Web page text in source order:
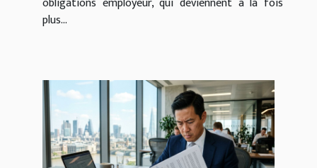
plus...